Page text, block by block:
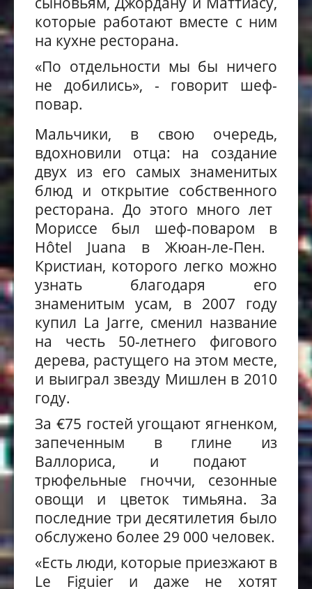
которые работают вместе с ним
на кухне ресторана.
«По отдельности мы бы ничего
не добились», - говорит шеф-
повар.
Мальчики, в свою очередь,
вдохновили отца: на создание
двух из его самых знаменитых
блюд и открытие собственного
ресторана. До этого много лет
Мориссе был шеф-поваром в
Hôtel Juana в Жюан-ле-Пен.
Кристиан, которого легко можно
узнать благодаря его
знаменитымусам, в 2007 году
купил La Jarre, сменил название
на честь 50-летнего фигового
дерева, растущего на этом месте,
и выиграл звезду Мишлен в 2010
году.
За €75 гостей угощают ягненком,
запеченным в глине из
Валлориса, и подают
трюфельные гноччи, сезонные
овощи и цветок тимьяна. За
последние три десятилетия было
обслужено более 29 000 человек.
«Есть люди, которые приезжают в
Le Figuier и даже не хотят